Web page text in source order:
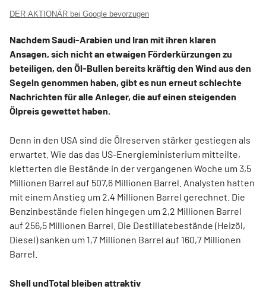
DER AKTIONÄR bei Google bevorzugen
Nachdem Saudi-Arabien und Iran mit ihren klaren
Ansagen, sich nicht an etwaigen Förderkürzungen zu
beteiligen, den Öl-Bullen bereits kräftig den Wind aus den
Segeln genommen haben, gibt es nun erneut schlechte
Nachrichten für alle Anleger, die auf einen steigenden
Ölpreis gewettet haben.
Denn in den USA sind die Ölreserven stärker gestiegen als
erwartet. Wie das das US-Energieministerium mitteilte,
kletterten die Bestände in der vergangenen Woche um 3,5
Millionen Barrel auf 507,6 Millionen Barrel. Analysten hatten
mit einem Anstieg um 2,4 Millionen Barrel gerechnet. Die
Benzinbestände fielen hingegen um 2,2 Millionen Barrel
auf 256,5 Millionen Barrel. Die Destillatebestände (Heizöl,
Diesel) sanken um 1,7 Millionen Barrel auf 160,7 Millionen
Barrel.
Shell undTotal bleiben attraktiv